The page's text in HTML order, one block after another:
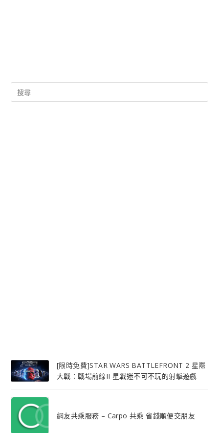
[限時免費]STAR WARS BATTLEFRONT 2 星際
大戰：戰場前線II 星戰迷不可不玩的射擊遊戲
網友共乘服務 – Carpo 共乘 省錢順便交朋友